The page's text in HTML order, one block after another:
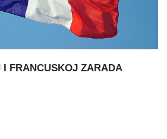
FRANCUSKOJ ZARADA